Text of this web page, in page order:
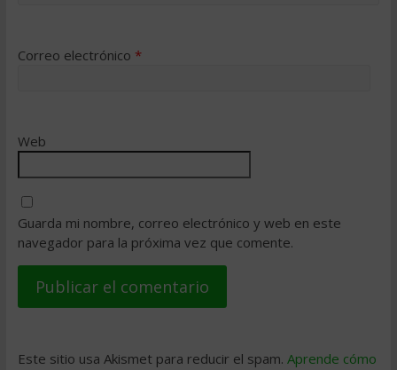
Correo electrónico *
Web
Guarda mi nombre, correo electrónico y web en este
navegador para la próxima vez que comente.
Este sitio usa Akismet para reducir el spam. Aprende cómo